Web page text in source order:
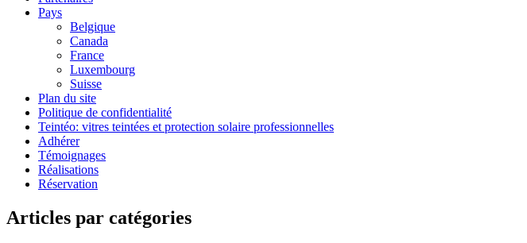
Pays
Belgique
Canada
France
Luxembourg
Suisse
Plan du site
Politique de confidentialité
Teintéo: vitres teintées et protection solaire professionnelles
Adhérer
Témoignages
Réalisations
Réservation
Articles par catégories